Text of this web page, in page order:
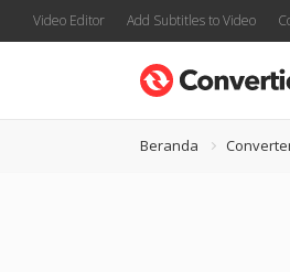
Video Editor Add Subtitles to Video
Beranda